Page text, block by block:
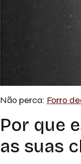
Não perca: Forro
Por que
as suas